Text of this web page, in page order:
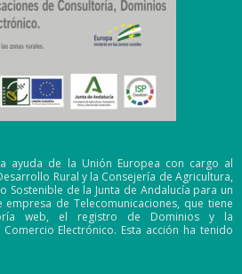
ayuda de la Unión Europea con cargo al
Rural y la Consejería de Agricultura,
Sostenible de la Junta de Andalucía para un
de Telecomunicaciones, que tiene
web, el registro de Dominios y la
Electrónico. Esta acción ha tenido